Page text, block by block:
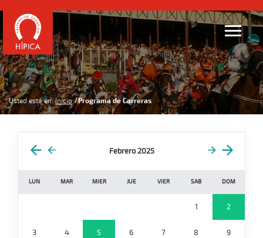
Usted está en: Inicio Programa de Carreras
Febrero 2025
LUN MAR MIER JUE VIER SAB DOM
1 2
3 4 5 6 7 8 9